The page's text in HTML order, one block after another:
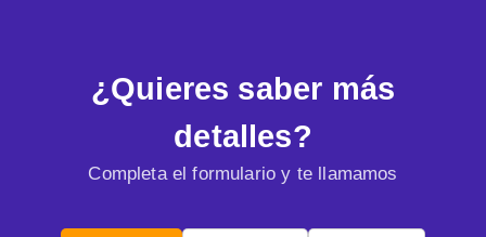
¿Quieres saber más
detalles?
Completa el formulario y te llamamos